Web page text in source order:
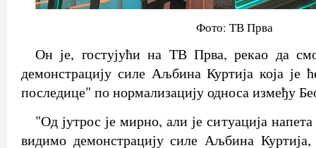
Фото: ТВ Прва
Он је, гостујући на ТВ Прва, рекао да
демонстрацију силе Аљбина Куртија која је
последице" по нормализацију односа између
"Од јутрос је мирно, али је ситуација
видимо демонстрацију силе Аљбина Куртија,